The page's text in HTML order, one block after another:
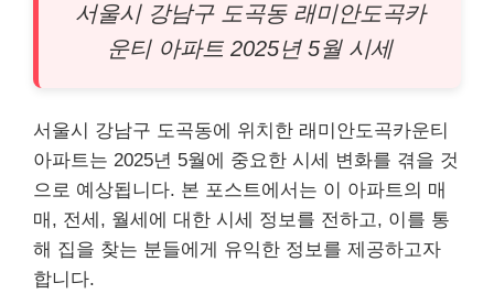
서울시 강남구 도곡동 래미안도곡카
운티 아파트 2025년 5월 시세
서울시 강남구 도곡동에 위치한 래미안도곡카운티
아파트는 2025년 5월에 중요한 시세 변화를 겪을 것
으로 예상됩니다. 본 포스트에서는 이 아파트의 매
매, 전세, 월세에 대한 시세 정보를 전하고, 이를 통
해 집을 찾는 분들에게 유익한 정보를 제공하고자
합니다.